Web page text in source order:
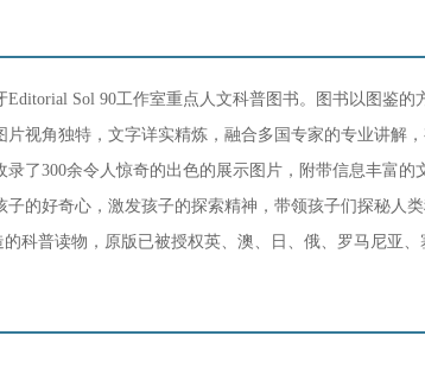
Editorial Sol 90工作室重点人文科普图书。图书以图鉴
片视角独特，文字详实精炼，融合多国专家的专业讲解
了300余令人惊奇的出色的展示图片，附带信息丰富
子的好奇心，激发孩子的探索精神，带领孩子们探秘人
科普读物，原版已被授权英、澳、日、俄、罗马尼亚、